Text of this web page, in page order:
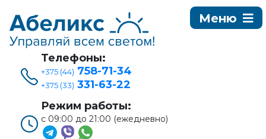
Телефоны:
+375 (44) 758-71-34
+375 (33) 331-63-22
Режим работы:
с 09:00 до 21:00 (ежедневно)